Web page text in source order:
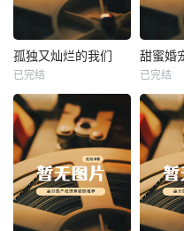
热播
未知
孤独又灿烂的我们
已完结
热播
未知
已完结